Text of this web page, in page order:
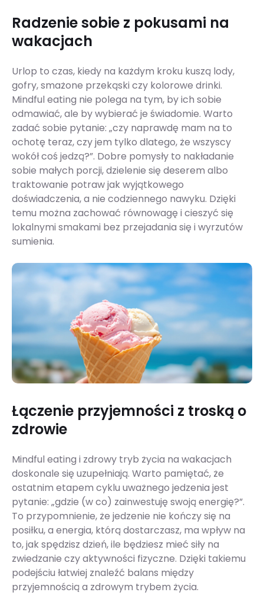
Radzenie sobie z pokusami na
wakacjach
Urlop to czas, kiedy na każdym kroku kuszą lody,
gofry, smażone przekąski czy kolorowe drinki.
Mindful eating nie polega na tym, by ich sobie
odmawiać, ale by wybierać je świadomie. Warto
zadać sobie pytanie: „czy naprawdę mam na to
ochotę teraz, czy jem tylko dlatego, że wszyscy
wokół coś jedzą?”. Dobre pomysły to nakładanie
sobie małych porcji, dzielenie się deserem albo
traktowanie potraw jak wyjątkowego
doświadczenia, a nie codziennego nawyku. Dzięki
temu można zachować równowagę i cieszyć się
lokalnymi smakami bez przejadania się i wyrzutów
sumienia.
Łączenie przyjemności z troską o
zdrowie
Mindful eating i zdrowy tryb życia na wakacjach
doskonale się uzupełniają. Warto pamiętać, że
ostatnim etapem cyklu uważnego jedzenia jest
pytanie: „gdzie (w co) zainwestuję swoją energię?”.
To przypomnienie, że jedzenie nie kończy się na
posiłku, a energia, którą dostarczasz, ma wpływ na
to, jak spędzisz dzień, ile będziesz mieć siły na
zwiedzanie czy aktywności fizyczne. Dzięki takiemu
podejściu łatwiej znaleźć balans między
przyjemnością a zdrowym trybem życia.